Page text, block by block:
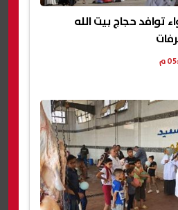
توافد حجاج بيت الله